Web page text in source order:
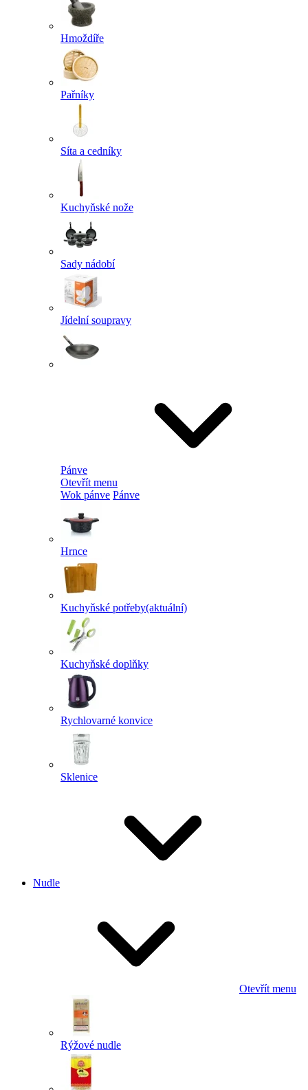
Hmoždíře
Pařníky
Síta a cedníky
Kuchyňské nože
Sady nádobí
Jídelní soupravy
Pánve
Otevřít menu
Wok pánve Pánve
Hrnce
Kuchyňské potřeby(aktuální)
Kuchyňské doplňky
Rychlovarné konvice
Sklenice
Nudle
Otevřít menu
Rýžové nudle